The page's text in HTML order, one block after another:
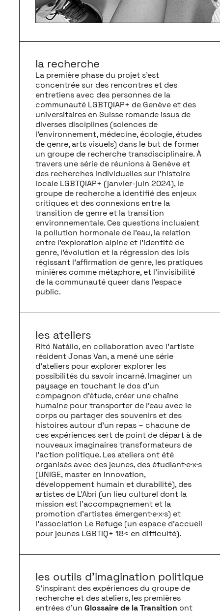
la recherche
La première phase du projet s’est
concentrée sur des rencontres et des
entretiens avec des personnes de la
communauté LGBTQIAP+ de Genève et des
universitaires en Suisse romande issus de
diverses disciplines (sciences de
l’environnement, médecine, écologie, études
de genre, arts visuels) dans le but de former
un groupe de recherche transdisciplinaire. À
travers une série de réunions à Genève et
des recherches individuelles sur l’histoire
locale LGBTQIAP+ (janvier-juin 2024), le
groupe de recherche a identifié des enjeux
critiques et des connexions entre la
transition de genre et la transition
environnementale. Ces questions incluaient
la pollution hormonale de l’eau, la relation
entre l’exploration alpine et l’identité de
genre, l’évolution et la régression des lois
régissant l’affirmation de genre, les pratiques
minières comme métaphore, et l’invisibilité
de la communauté queer dans l’espace
public.
les ateliers
Ritó Natálio, en collaboration avec l’artiste
résident Jonas Van, a mené une série
d’ateliers pour explorer explorer les
possibilités du savoir incarné. Imaginer un
paysage en touchant le dos d’un
compagnon d’étude, créer une chaîne
humaine pour transporter de l’eau avec le
corps ou partager des souvenirs et des
histoires autour d’un repas – chacune de
ces expériences sert de point de départ à de
nouveaux imaginaires transformateurs de
l’action politique. Les ateliers ont été
organisés avec des jeunes, des étudiant·e·x·s
(UNIGE, master en Innovation,
développement humain et durabilité), des
artistes de L’Abri (un lieu culturel dont la
mission est l’accompagnement et la
promotion d’artistes émergent·e·x·s) et
l’association Le Refuge (un espace d’accueil
pour jeunes LGBTIQ+ 18< en difficulté).
les outils d’imagination politique
S’inspirant des expériences du groupe de
recherche et des ateliers, les premières
entrées d’un Glossaire de la Transition ont